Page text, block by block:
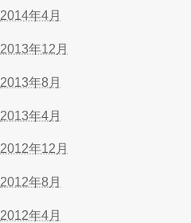
2014年4月
2013年12月
2013年8月
2013年4月
2012年12月
2012年8月
2012年4月